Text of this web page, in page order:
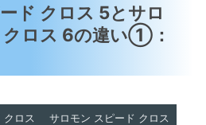
ド クロス 5とサロ
クロス 6の違い①：
クロス
サロモン スピード クロス